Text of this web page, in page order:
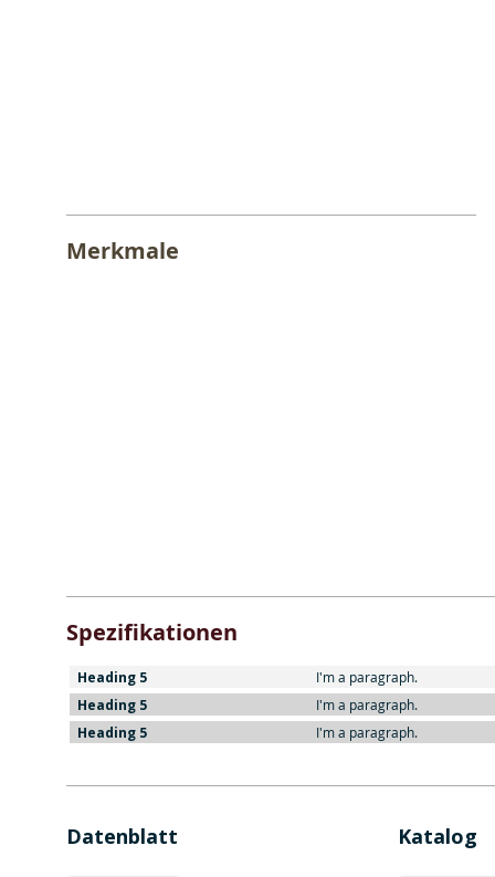
Merkmale
Spezifikationen
Heading 5 I'm a paragraph.
Heading 5 I'm a paragraph.
Heading 5 I'm a paragraph.
Datenblatt Katalog